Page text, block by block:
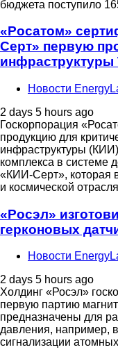
бюджета поступило
«Росатом»
Серт» первую
Новости
2 days 5 hours ago
Госкорпорация
продукцию для
инфраструктуры (КИИ)
комплекса в системе
«КИИ‑Серт», которая
и космической
«Росэл»
герконовых
Новости
2 days 5 hours ago
Холдинг «Росэл»
первую партию
предназначены для
давления, например,
сигнализации